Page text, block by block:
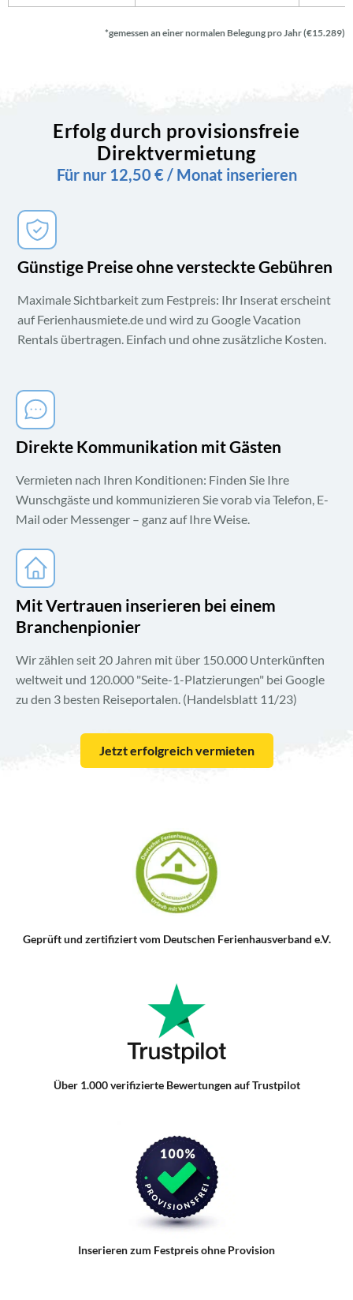
*gemessen an einer normalen Belegung pro Jahr (€15.289)
Erfolg durch provisionsfreie
Direktvermietung
Für nur 12,50 € / Monat inserieren
Günstige Preise ohne versteckte Gebühren
Maximale Sichtbarkeit zum Festpreis: Ihr Inserat erscheint
auf Ferienhausmiete.de und wird zu Google Vacation
Rentals übertragen. Einfach und ohne zusätzliche Kosten.
Direkte Kommunikation mit Gästen
Vermieten nach Ihren Konditionen: Finden Sie Ihre
Wunschgäste und kommunizieren Sie vorab via Telefon, E-
Mail oder Messenger – ganz auf Ihre Weise.
Mit Vertrauen inserieren bei einem
Branchenpionier
Wir zählen seit 20 Jahren mit über 150.000 Unterkünften
weltweit und 120.000 "Seite-1-Platzierungen" bei Google
zu den 3 besten Reiseportalen. (Handelsblatt 11/23)
Jetzt erfolgreich vermieten
Geprüft und zertifiziert vom Deutschen Ferienhausverband e.V.
Über 1.000 verifizierte Bewertungen auf Trustpilot
Inserieren zum Festpreis ohne Provision